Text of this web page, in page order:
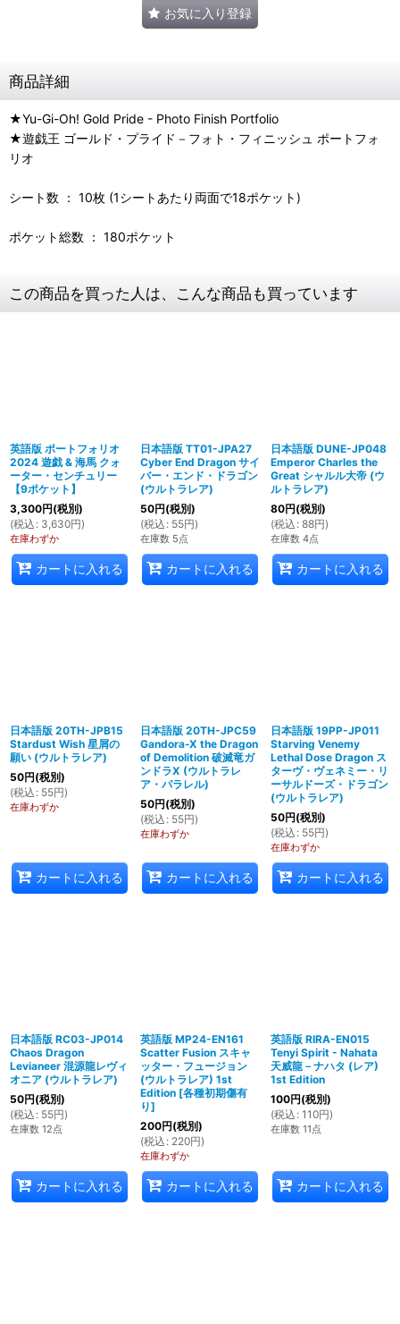
お気に入り登録
商品詳細
★Yu-Gi-Oh! Gold Pride - Photo Finish Portfolio
★遊戯王 ゴールド・プライド－フォト・フィニッシュ ポートフォ
リオ
シート数 ： 10枚 (1シートあたり両面で18ポケット)
ポケット総数 ： 180ポケット
この商品を買った人は、こんな商品も買っています
英語版 ポートフォリオ
2024 遊戯 & 海馬 クォ
ーター・センチュリー
【9ポケット】
3,300円(税別)
(税込 : 3,630円)
在庫わずか
カートに入れる
日本語版 TT01-JPA27
Cyber End Dragon サイ
バー・エンド・ドラゴン
(ウルトラレア)
50円(税別)
(税込 : 55円)
在庫数 5点
カートに入れる
日本語版 DUNE-JP048
Emperor Charles the
Great シャルル大帝 (ウ
ルトラレア)
80円(税別)
(税込 : 88円)
在庫数 4点
カートに入れる
日本語版 20TH-JPB15
Stardust Wish 星屑の
願い (ウルトラレア)
50円(税別)
(税込 : 55円)
在庫わずか
カートに入れる
日本語版 20TH-JPC59
Gandora-X the Dragon
of Demolition 破滅竜ガ
ンドラX (ウルトラレ
ア・パラレル)
50円(税別)
(税込 : 55円)
在庫わずか
カートに入れる
日本語版 19PP-JP011
Starving Venemy
Lethal Dose Dragon ス
ターヴ・ヴェネミー・リ
ーサルドーズ・ドラゴン
(ウルトラレア)
50円(税別)
(税込 : 55円)
在庫わずか
カートに入れる
日本語版 RC03-JP014
Chaos Dragon
Levianeer 混源龍レヴィ
オニア (ウルトラレア)
50円(税別)
(税込 : 55円)
在庫数 12点
カートに入れる
英語版 MP24-EN161
Scatter Fusion スキャ
ッター・フュージョン
(ウルトラレア) 1st
Edition [各種初期傷有
り]
200円(税別)
(税込 : 220円)
在庫わずか
カートに入れる
英語版 RIRA-EN015
Tenyi Spirit - Nahata
天威龍－ナハタ (レア)
1st Edition
100円(税別)
(税込 : 110円)
在庫数 11点
カートに入れる